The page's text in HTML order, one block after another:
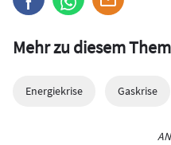
Mehr zu diesem
Energiekrise Gaskrise